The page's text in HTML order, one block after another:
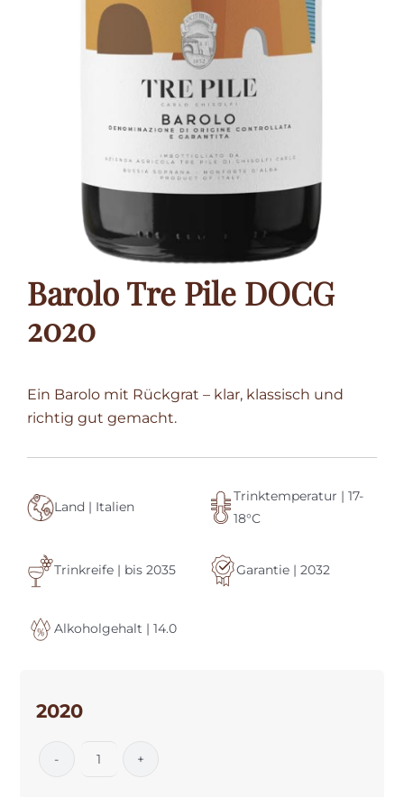
Barolo Tre Pile DOCG
2020
Ein Barolo mit Rückgrat – klar, klassisch und
richtig gut gemacht.
Land | Italien
Trinktemperatur | 17-
18°C
Trinkreife | bis 2035 Garantie | 2032
Alkoholgehalt | 14.0
2020
Barolo